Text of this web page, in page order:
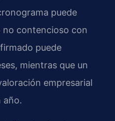
puede
contencioso con
puede
mientras que un
empresarial
año.